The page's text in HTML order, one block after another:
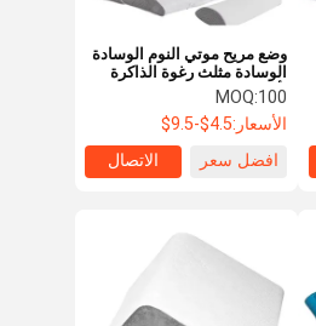
وضع مريح موتي النوم الوسادة
الوسادة مثلث رغوة الذاكرة
لألم الظهر
MOQ:100
الأسعار:4.5$-9.5$
افضل سعر
الاتصال